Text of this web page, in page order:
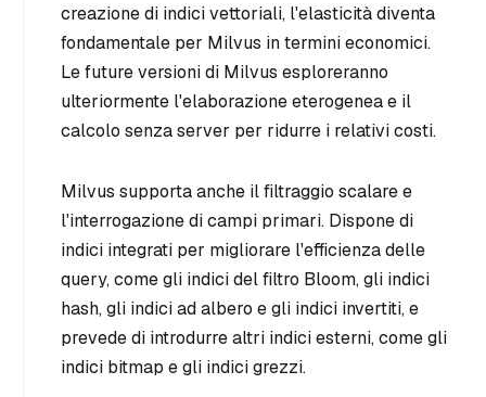
creazione di indici vettoriali, l'elasticità diventa
fondamentale per Milvus in termini economici.
Le future versioni di Milvus esploreranno
ulteriormente l'elaborazione eterogenea e il
calcolo senza server per ridurre i relativi costi.
Milvus supporta anche il filtraggio scalare e
l'interrogazione di campi primari. Dispone di
indici integrati per migliorare l'efficienza delle
query, come gli indici del filtro Bloom, gli indici
hash, gli indici ad albero e gli indici invertiti, e
prevede di introdurre altri indici esterni, come gli
indici bitmap e gli indici grezzi.